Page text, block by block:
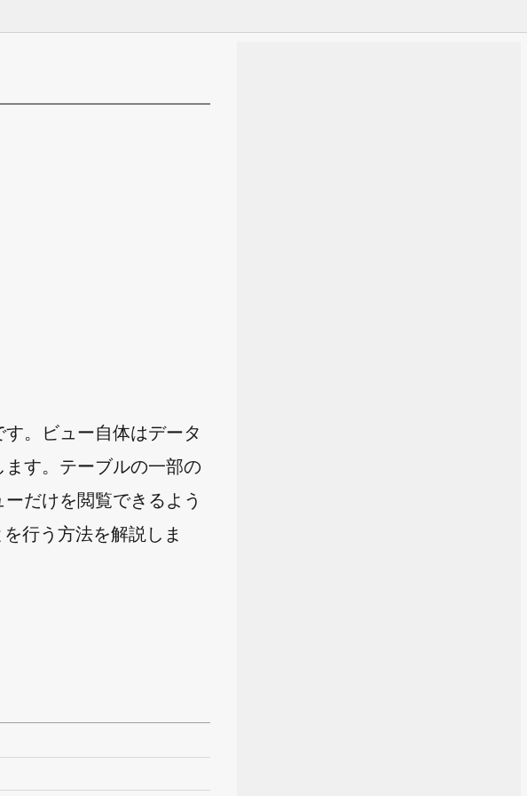
。ビュー自体はデータ
す。テーブルの一部の
だけを閲覧できるよう
行う方法を解説しま